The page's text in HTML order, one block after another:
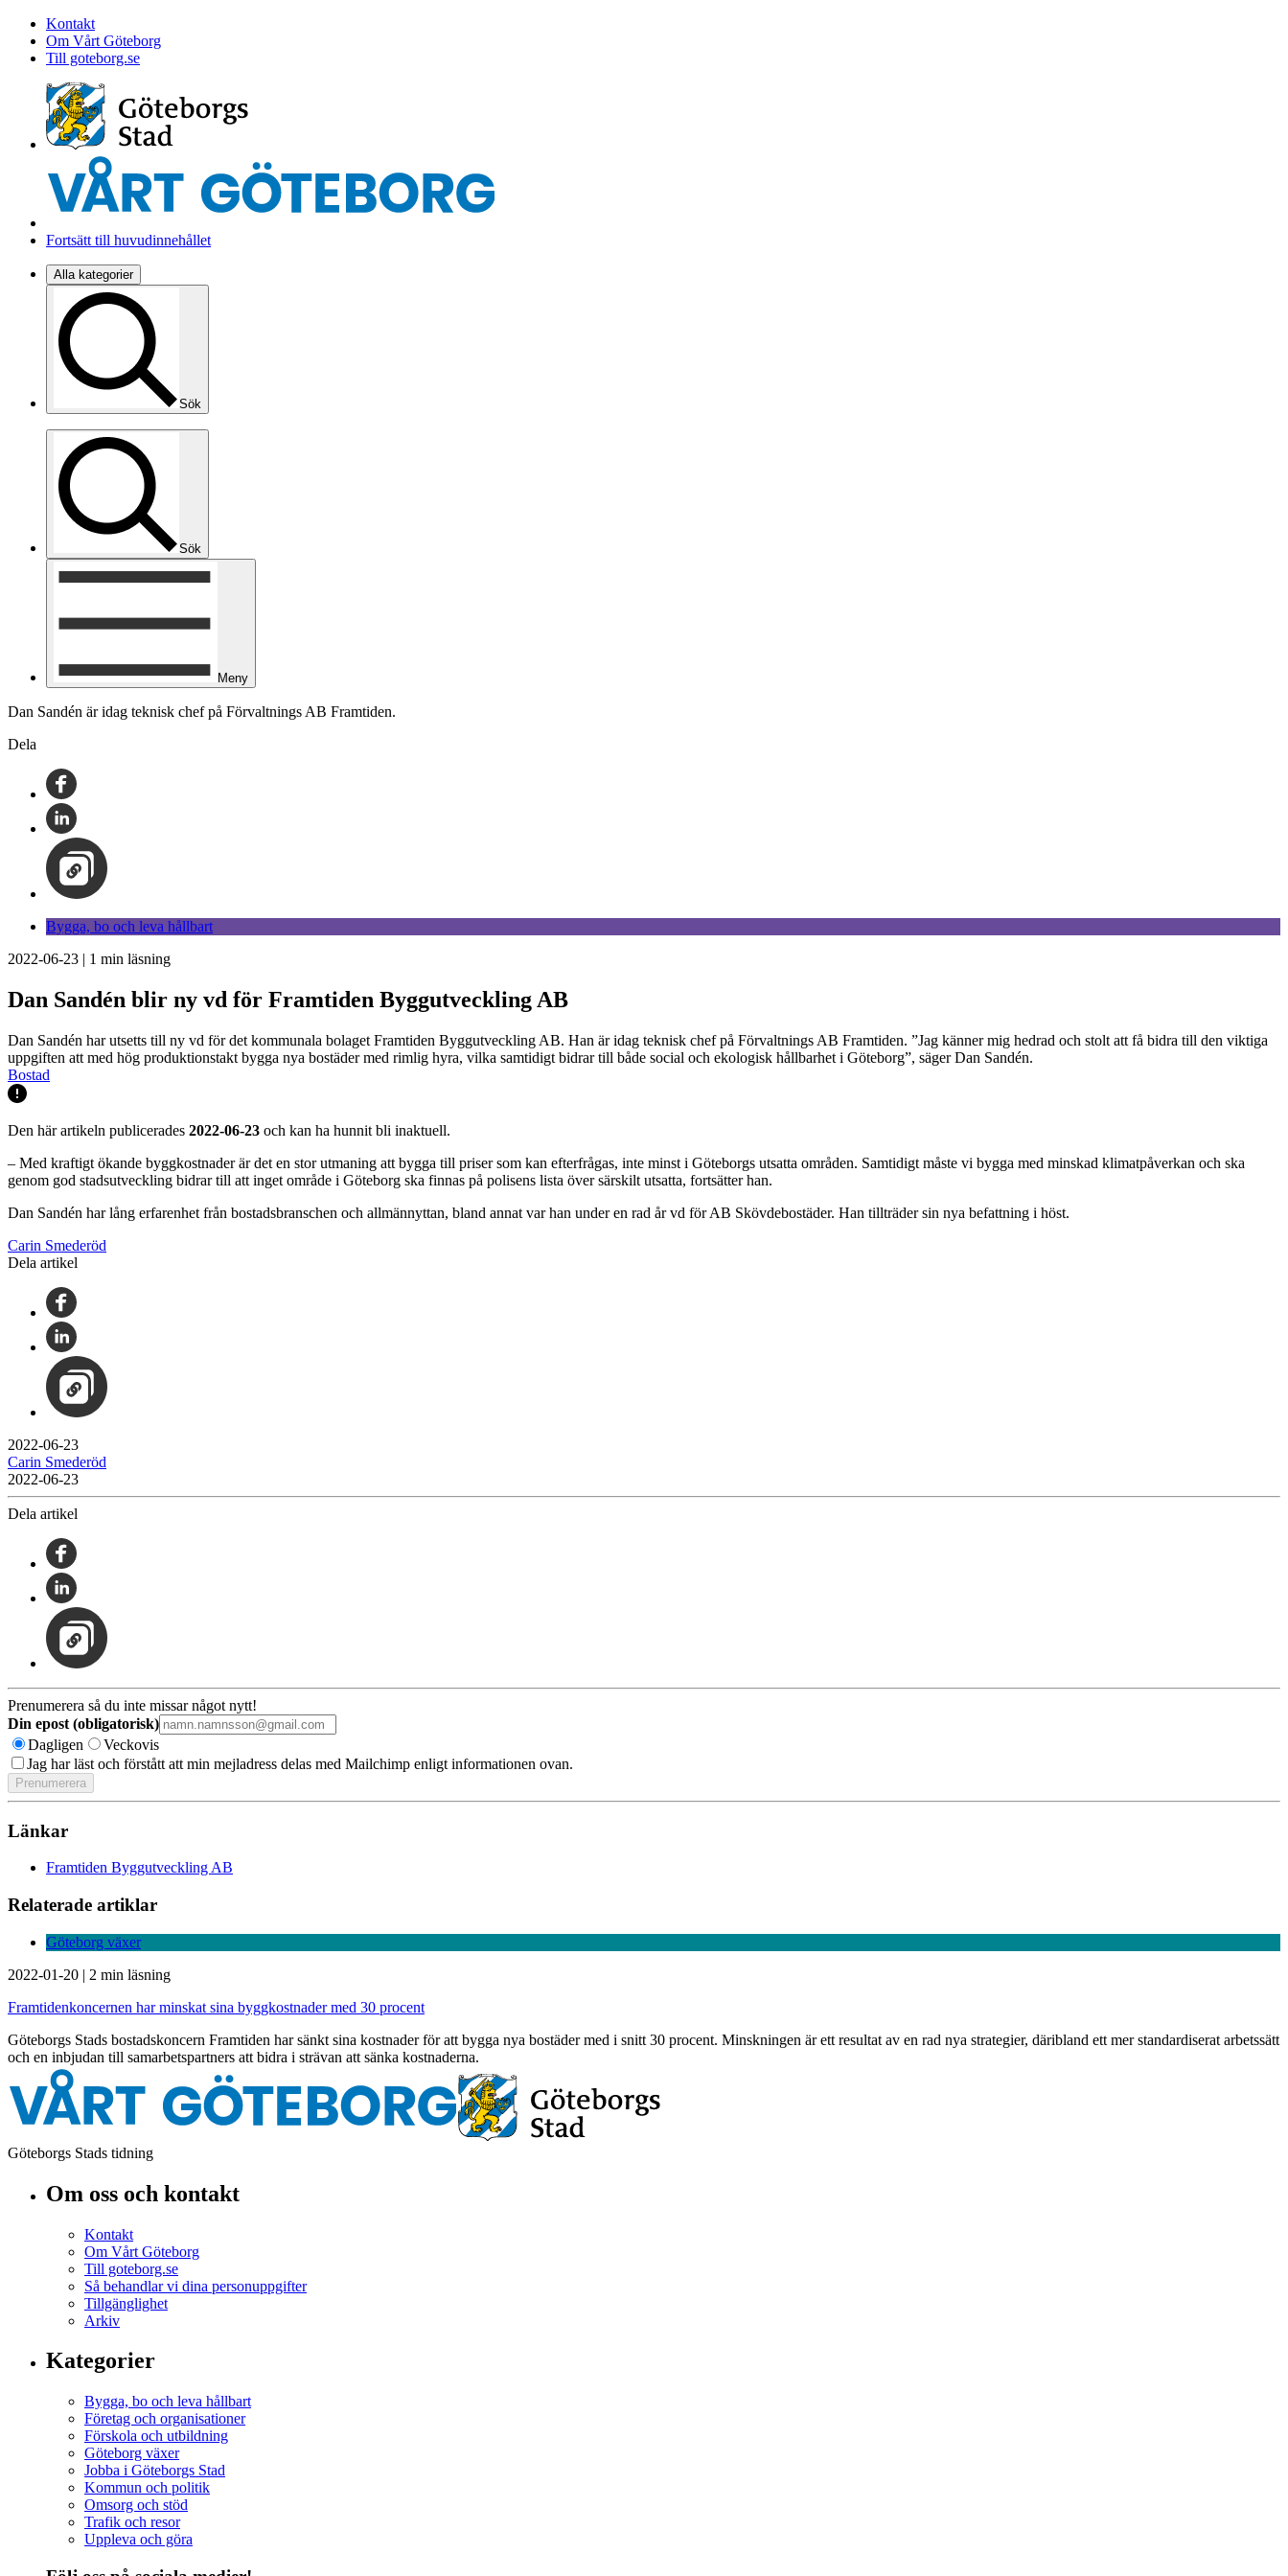
Kontakt
Om Vårt Göteborg
Till goteborg.se
Fortsätt till huvudinnehållet
Alla kategorier
Sök
Sök
Meny
Dan Sandén är idag teknisk chef på Förvaltnings AB Framtiden.
Dela
Bygga, bo och leva hållbart
2022-06-23 | 1 min läsning
Dan Sandén blir ny vd för Framtiden Byggutveckling AB
Dan Sandén har utsetts till ny vd för det kommunala bolaget Framtiden Byggutveckling AB. Han är idag teknisk chef på Förvaltnings AB Framtiden. ”Jag känner mig hedrad och stolt att få bidra till den viktiga
uppgiften att med hög produktionstakt bygga nya bostäder med rimlig hyra, vilka samtidigt bidrar till både social och ekologisk hållbarhet i Göteborg”, säger Dan Sandén.
Bostad
Den här artikeln publicerades 2022-06-23 och kan ha hunnit bli inaktuell.
– Med kraftigt ökande byggkostnader är det en stor utmaning att bygga till priser som kan efterfrågas, inte minst i Göteborgs utsatta områden. Samtidigt måste vi bygga med minskad klimatpåverkan och ska
genom god stadsutveckling bidrar till att inget område i Göteborg ska finnas på polisens lista över särskilt utsatta, fortsätter han.
Dan Sandén har lång erfarenhet från bostadsbranschen och allmännyttan, bland annat var han under en rad år vd för AB Skövdebostäder. Han tillträder sin nya befattning i höst.
Carin Smederöd
Dela artikel
2022-06-23
Carin Smederöd
2022-06-23
Dela artikel
Prenumerera så du inte missar något nytt!
Din epost (obligatorisk)
Dagligen
Veckovis
Jag har läst och förstått att min mejladress delas med Mailchimp enligt informationen ovan.
Länkar
Framtiden Byggutveckling AB
Relaterade artiklar
Göteborg växer
2022-01-20 | 2 min läsning
Framtidenkoncernen har minskat sina byggkostnader med 30 procent
Göteborgs Stads bostadskoncern Framtiden har sänkt sina kostnader för att bygga nya bostäder med i snitt 30 procent. Minskningen är ett resultat av en rad nya strategier, däribland ett mer standardiserat arbetssätt
och en inbjudan till samarbetspartners att bidra i strävan att sänka kostnaderna.
Göteborgs Stads tidning
Om oss och kontakt
Kontakt
Om Vårt Göteborg
Till goteborg.se
Så behandlar vi dina personuppgifter
Tillgänglighet
Arkiv
Kategorier
Bygga, bo och leva hållbart
Företag och organisationer
Förskola och utbildning
Göteborg växer
Jobba i Göteborgs Stad
Kommun och politik
Omsorg och stöd
Trafik och resor
Uppleva och göra